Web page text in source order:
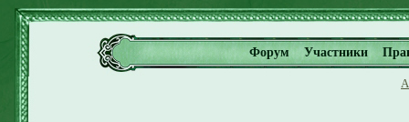
Форум Участники